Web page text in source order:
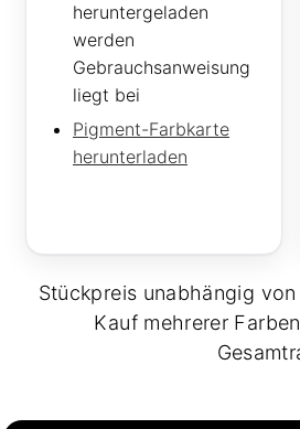
heruntergeladen
werden
Gebrauchsanweisung
liegt bei
Pigment-Farbkarte
herunterladen
Stückpreis unabhängig
Kauf mehrerer